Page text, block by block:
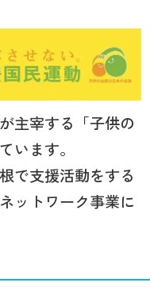
主宰する「子供の
います。
で支援活動をする
ットワーク事業に